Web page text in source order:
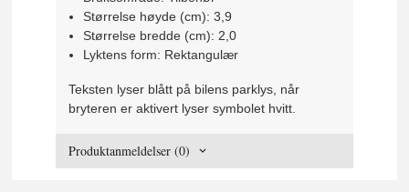
Størrelse høyde (cm): 3,9
Størrelse bredde (cm): 2,0
Lyktens form: Rektangulær
Teksten lyser blått på bilens parklys, når
bryteren er aktivert lyser symbolet hvitt.
Produktanmeldelser (0)